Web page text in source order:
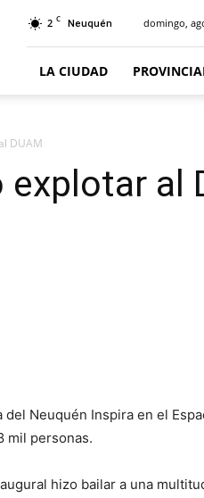
2 C Neuquén domingo,
LA CIUDAD
DUAM
explotar al
del Neuquén Inspira en el
mil personas.
hizo bailar a una